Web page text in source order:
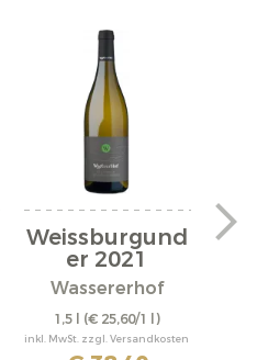
Weissburgund
er 2021
Wassererhof
1,5 l (€ 25,60/1 l)
inkl. MwSt. zzgl. Versandkosten